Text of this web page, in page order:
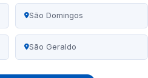
São Domingos
São Geraldo